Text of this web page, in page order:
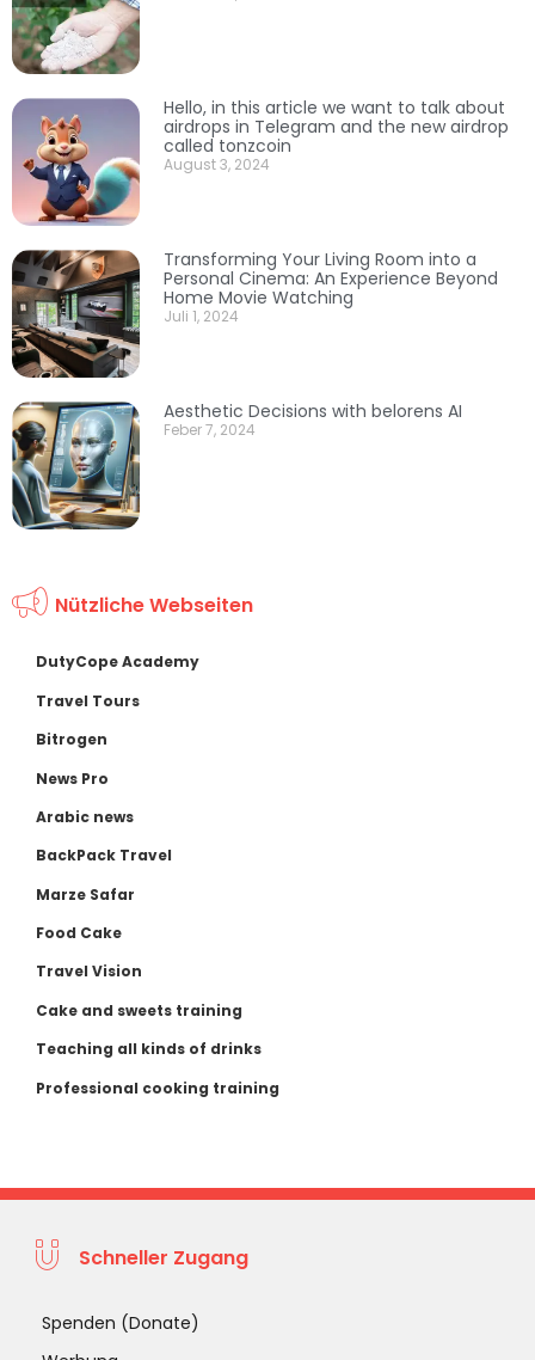
Hello, in this article we want to talk about
airdrops in Telegram and the new airdrop
called tonzcoin
August 3, 2024
Transforming Your Living Room into a
Personal Cinema: An Experience Beyond
Home Movie Watching
Juli 1, 2024
Aesthetic Decisions with belorens AI
Feber 7, 2024
Nützliche Webseiten
DutyCope Academy
Travel Tours
Bitrogen
News Pro
Arabic news
BackPack Travel
Marze Safar
Food Cake
Travel Vision
Cake and sweets training
Teaching all kinds of drinks
Professional cooking training
Schneller Zugang
Spenden (Donate)